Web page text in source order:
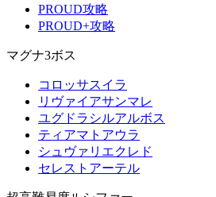
PROUD攻略
PROUD+攻略
マグナ3ボス
コロッサスイラ
リヴァイアサンマレ
ユグドラシルアルボス
ティアマトアウラ
シュヴァリエクレド
セレストアーテル